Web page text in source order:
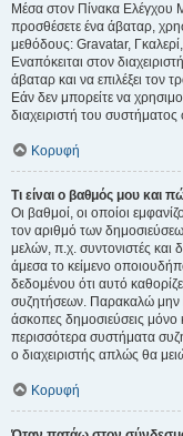
Μέσα στον Πίνακα Ελέγχου
προσθέσετε ένα άβαταρ,
μεθόδους: Gravatar,
Εναπόκειται στον
άβαταρ και να επιλέξει τον
Εάν δεν μπορείτε να
διαχειριστή του
Κορυφή
Τι είναι ο βαθμός μου και
Οι βαθμοί, οι οποίοι
τον αριθμό των
μελών, π.χ. συντονιστές και
άμεσα το κείμενο
δεδομένου ότι αυτό
συζητήσεων. Παρακαλώ μην
άσκοπες δημοσιεύσεις μόνο
περισσότερα συστήματα
ο διαχειριστής απλώς θα
Κορυφή